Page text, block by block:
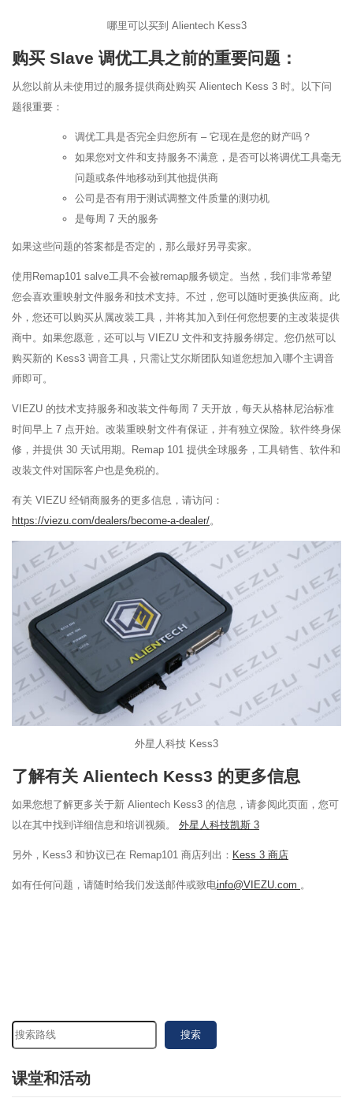
哪里可以买到 Alientech Kess3
购买 Slave 调优工具之前的重要问题：
从您以前从未使用过的服务提供商处购买 Alientech Kess 3 时。以下问
题很重要：
调优工具是否完全归您所有 – 它现在是您的财产吗？
如果您对文件和支持服务不满意，是否可以将调优工具毫无
问题或条件地移动到其他提供商
公司是否有用于测试调整文件质量的测功机
是每周 7 天的服务
如果这些问题的答案都是否定的，那么最好另寻卖家。
使用Remap101 salve工具不会被remap服务锁定。当然，我们非常希望
您会喜欢重映射文件服务和技术支持。不过，您可以随时更换供应商。此
外，您还可以购买从属改装工具，并将其加入到任何您想要的主改装提供
商中。如果您愿意，还可以与 VIEZU 文件和支持服务绑定。您仍然可以
购买新的 Kess3 调音工具，只需让艾尔斯团队知道您想加入哪个主调音
师即可。
VIEZU 的技术支持服务和改装文件每周 7 天开放，每天从格林尼治标准
时间早上 7 点开始。改装重映射文件有保证，并有独立保险。软件终身保
修，并提供 30 天试用期。Remap 101 提供全球服务，工具销售、软件和
改装文件对国际客户也是免税的。
有关 VIEZU 经销商服务的更多信息，请访问：
https://viezu.com/dealers/become-a-dealer/。
外星人科技 Kess3
了解有关 Alientech Kess3 的更多信息
如果您想了解更多关于新 Alientech Kess3 的信息，请参阅此页面，您可
以在其中找到详细信息和培训视频。 外星人科技凯斯 3
另外，Kess3 和协议已在 Remap101 商店列出： Kess 3 商店
如有任何问题，请随时给我们发送邮件或致电info@VIEZU.com 。
搜索
课堂和活动